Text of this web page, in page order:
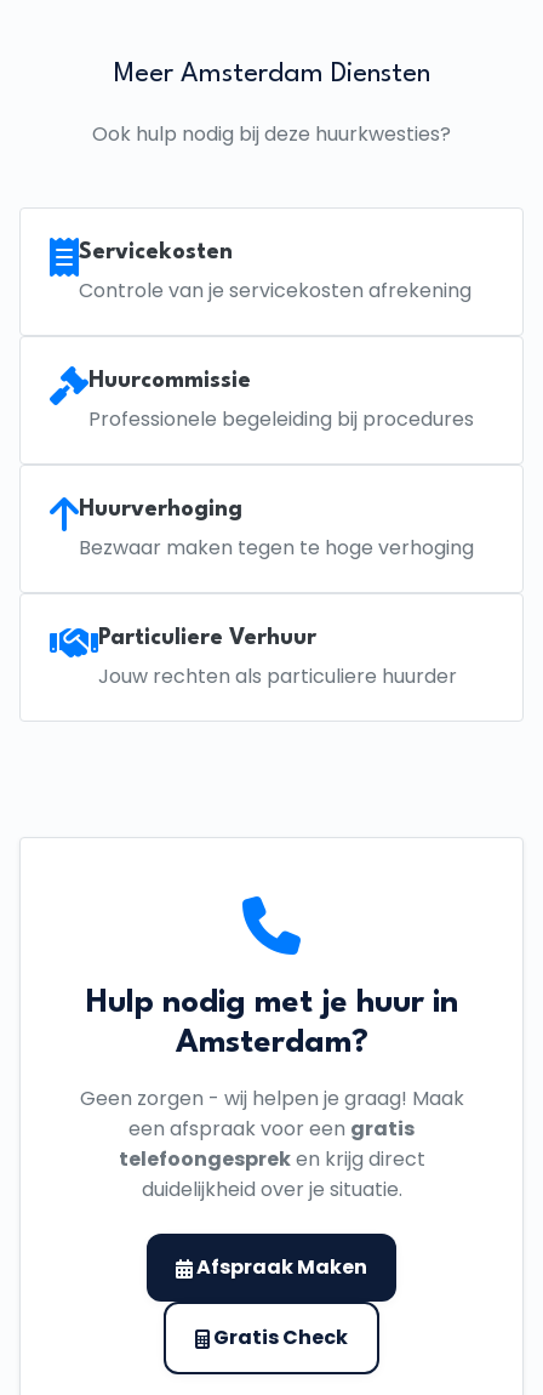
Meer Amsterdam Diensten
Ook hulp nodig bij deze huurkwesties?
Servicekosten
Controle van je servicekosten afrekening
Huurcommissie
Professionele begeleiding bij procedures
Huurverhoging
Bezwaar maken tegen te hoge verhoging
Particuliere Verhuur
Jouw rechten als particuliere huurder
Hulp nodig met je huur in
Amsterdam?
Geen zorgen - wij helpen je graag! Maak
een afspraak voor een gratis
telefoongespreken krijg direct
duidelijkheid over je situatie.
Afspraak Maken
Gratis Check